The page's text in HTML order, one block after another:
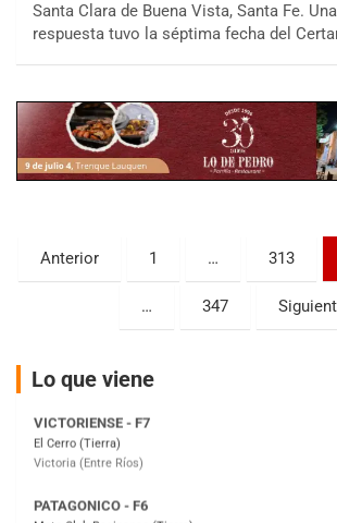
Santa Clara de Buena Vista, Santa Fe.
respuesta tuvo la séptima fecha del
Paginación
de
entradas
Anterior 1 … 313
… 347
Lo que viene
COBERTURA ESPECIAL DE E-KART.COM.AR
Ramiro Tot (Asfalto)
Baradero (Buenos Aires)
KDO - F6
ENTRERRIANO - F6 (POSTERGADA)
Parque de la Velocidad (Asfalto)
Victoria (Entre Ríos)
PATAGONICO - F6
Moto Club Reginense (Tierra)
Gral. E. Godoy (Río Negro)
CSK - F7